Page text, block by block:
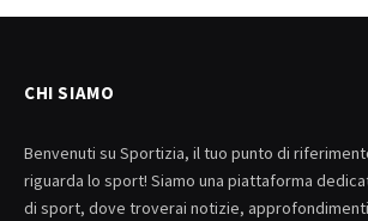
CHI SIAMO
Benvenuti su Sportizia, il tuo punto di
riguarda lo sport! Siamo una piattaforma
di sport, dove troverai notizie,